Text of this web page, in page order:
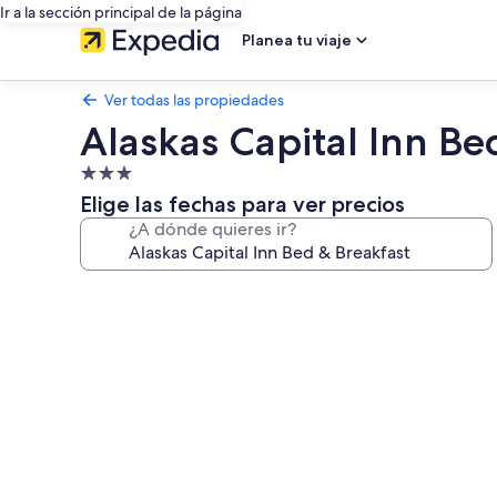
Ir a la sección principal de la página
Planea tu viaje
Ver todas las propiedades
Alaskas Capital Inn
Propiedad
de
3.0
estrellas
Elige las fechas para ver precios
¿A dónde quieres ir?